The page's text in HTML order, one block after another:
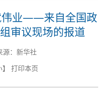
伟业——来自全国政
审议现场的报道
：新华社
】 打印本页